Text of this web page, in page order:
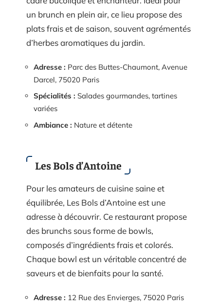
un brunch en plein air, ce lieu propose des
plats frais et de saison, souvent agrémentés
d’herbes aromatiques du jardin.
Adresse : Parc des Buttes-Chaumont, Avenue
Darcel, 75020 Paris
Spécialités : Salades gourmandes, tartines
variées
Ambiance : Nature et détente
Les Bols d’Antoine
Pour les amateurs de cuisine saine et
équilibrée, Les Bols d’Antoine est une
adresse à découvrir. Ce restaurant propose
des brunchs sous forme de bowls,
composés d’ingrédients frais et colorés.
Chaque bowl est un véritable concentré de
saveurs et de bienfaits pour la santé.
Adresse : 12 Rue des Envierges, 75020 Paris